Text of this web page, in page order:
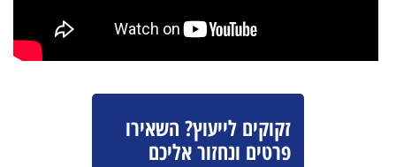
זקוקים לייעוץ? השאירו
פרטים ונחזור אליכם